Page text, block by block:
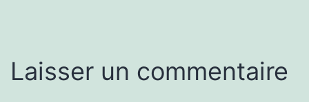
Laisser un commentaire